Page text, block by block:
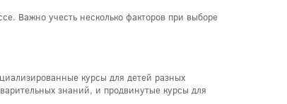
Важно учесть несколько факторов при выборе
курсы для детей разных
знаний, и продвинутые курсы для